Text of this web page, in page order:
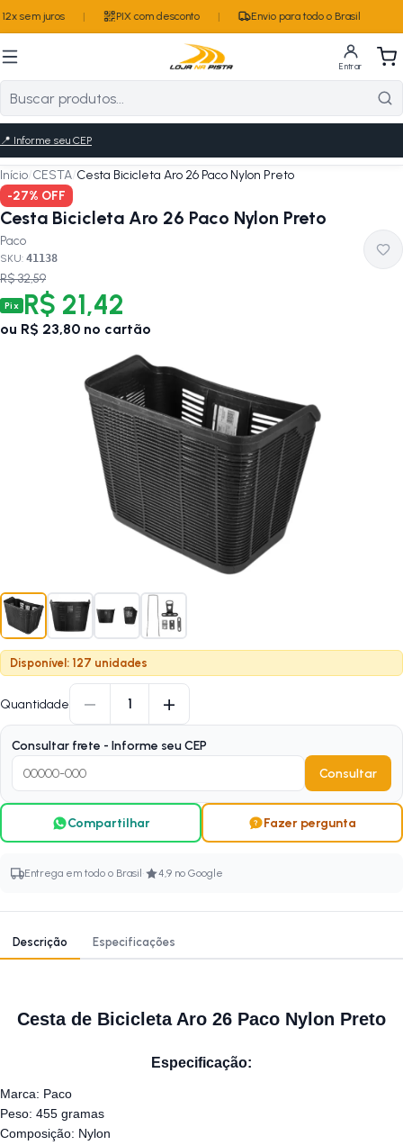
sem juros PIX com desconto Envio para todo o Brasil
Entrar
📍 Informe seu CEP
Início/CESTA/Cesta Bicicleta Aro 26 Paco Nylon Preto
-27% OFF
Cesta Bicicleta Aro 26 Paco Nylon Preto
Paco
SKU: 41138
R$ 32,59
Pix R$ 21,42
ou R$ 23,80 no cartão
Disponível: 127 unidades
Quantidade − 1 +
Consultar frete - Informe seu CEP
Consultar
Compartilhar Fazer pergunta
Entrega em todo o Brasil · 4,9 no Google
Descrição Especificações
Cesta de Bicicleta Aro 26 Paco Nylon Preto
Especificação:
Marca: Paco
Peso: 455 gramas
Composição: Nylon